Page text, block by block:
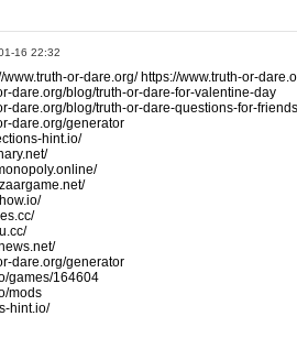
16 22:32
www.truth-or-dare.org/ https://www.truth-or-
dare.org/blog/truth-or-dare-for-valentine-day
dare.org/blog/truth-or-dare-questions-for-friends
dare.org/generator
hint.io/
dare.org/generator
games/164604
mods
hint.io/